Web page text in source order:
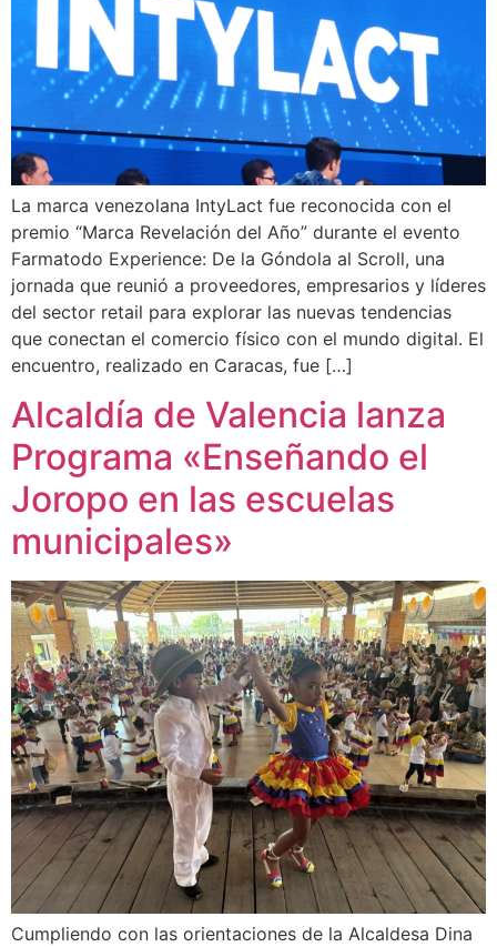
La marca venezolana IntyLact fue reconocida con el
premio “Marca Revelación del Año” durante el evento
Farmatodo Experience: De la Góndola al Scroll, una
jornada que reunió a proveedores, empresarios y líderes
del sector retail para explorar las nuevas tendencias
que conectan el comercio físico con el mundo digital. El
encuentro, realizado en Caracas, fue […]
Alcaldía de Valencia lanza
Programa «Enseñando el
Joropo en las escuelas
municipales»
Cumpliendo con las orientaciones de la Alcaldesa Dina